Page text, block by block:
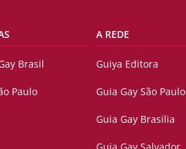
Brasil
Paulo
A REDE
Guiya Editora
Guia Gay São Paulo
Guia Gay Brasilia